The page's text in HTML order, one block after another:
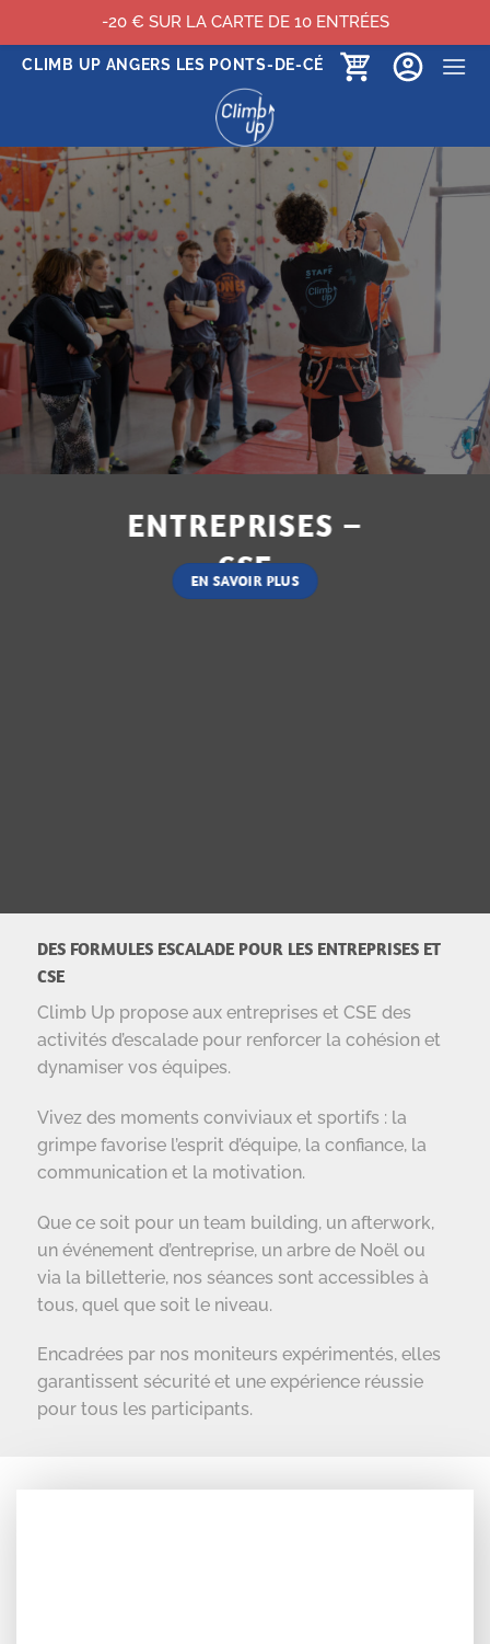
Passer
CLIMB UP ANGERS LES PONTS-DE-CÉ
ENTREPRISES –
CSE
EN SAVOIR PLUS
DES FORMULES ESCALADE POUR LES ENTREPRISES ET
CSE
Climb Up propose aux entreprises et CSE des
activités d’escalade pour renforcer la cohésion et
dynamiser vos équipes.
Vivez des moments conviviaux et sportifs : la
grimpe favorise l’esprit d’équipe, la confiance, la
communication et la motivation.
Que ce soit pour un team building, un afterwork,
un événement d’entreprise, un arbre de Noël ou
via la billetterie, nos séances sont accessibles à
tous, quel que soit le niveau.
Encadrées par nos moniteurs expérimentés, elles
garantissent sécurité et une expérience réussie
pour tous les participants.
-20 € SUR LA CARTE DE 10 ENTRÉES